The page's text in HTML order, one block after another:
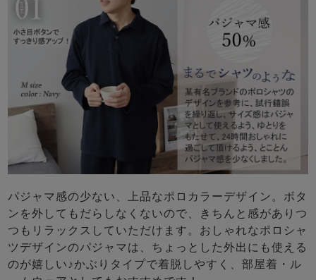
パジャマ感の少ない、上品なポロカラーデザイン。ボタ
ンを外してもだらしなくないので、きちんと感がありつ
つもリラックスしていただけます。おしゃれなポロシャ
ツデザインのパジャマは、ちょっとした外出にも使える
のが嬉しい♪かぶりタイプで着脱しやすく、部屋着・ル